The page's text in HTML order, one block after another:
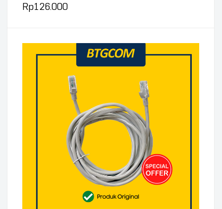
Rp126.000